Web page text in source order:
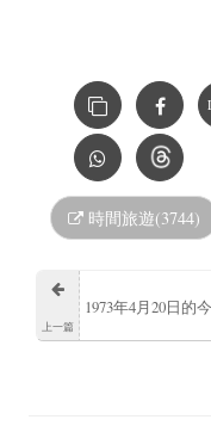
時間旅遊(3744)
上一篇
1973年4月20日的